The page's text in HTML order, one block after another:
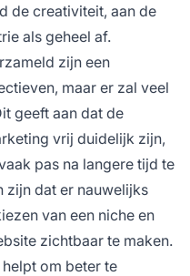
de creativiteit, aan de
als geheel af.
zijn een
maar er zal veel
geeft aan dat de
vrij duidelijk zijn,
pas na langere tijd te
zijn dat er nauwelijks
van een niche en
zichtbaar te maken.
om beter te